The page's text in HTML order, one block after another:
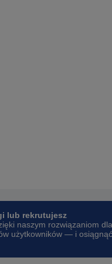
lub rekrutujesz
naszym rozwiązaniom dla
użytkowników — i osiągnąć